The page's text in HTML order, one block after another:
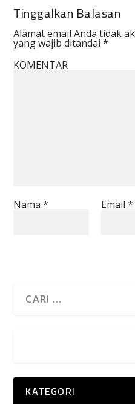
Tinggalkan Balasan
Alamat email Anda tidak
yang wajib ditandai*
KOMENTAR
Nama* Email *
KATEGORI